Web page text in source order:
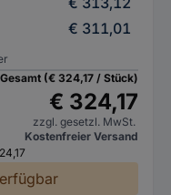
€ 311,01
Gesamt (€ 324,17 / Stück)
€ 324,17
zzgl. gesetzl. MwSt.
Kostenfreier Versand